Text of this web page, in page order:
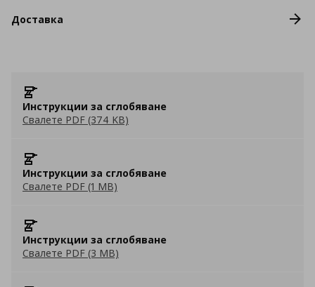
Доставка
Инструкции за сглобяване
Свалете PDF (374 KB)
Инструкции за сглобяване
Свалете PDF (1 MB)
Инструкции за сглобяване
Свалете PDF (3 MB)